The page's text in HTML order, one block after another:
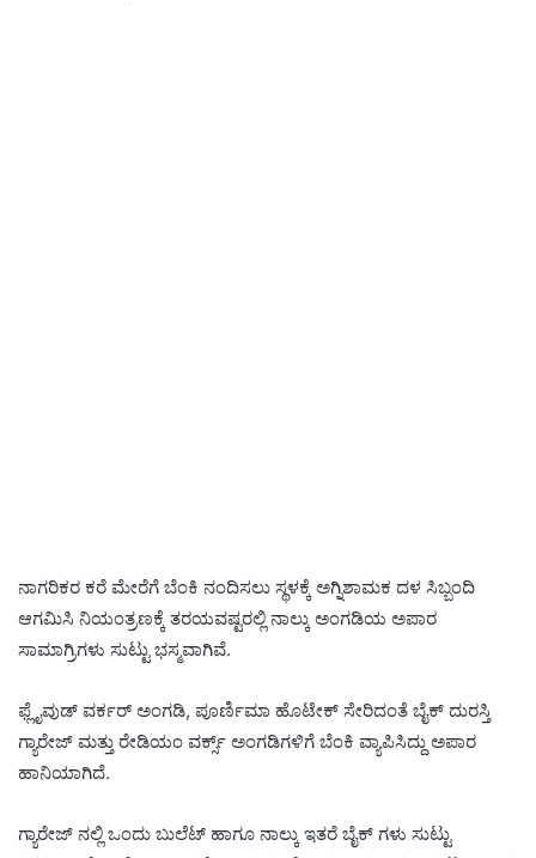
ನಾಗರಿಕರ ಕರೆ ಮೇರೆಗೆ ಬೆಂಕಿ ನಂದಿಸಲು ಸ್ಥಳಕ್ಕೆ ಅಗ್ನಿಶಾಮಕ ದಳ ಸಿಬ್ಬಂದಿ
ಆಗಮಿಸಿ ನಿಯಂತ್ರಣಕ್ಕೆ ತರಯವಷ್ಟರಲ್ಲಿ ನಾಲ್ಕು ಅಂಗಡಿಯ ಅಪಾರ
ಸಾಮಾಗ್ರಿಗಳು ಸುಟ್ಟು ಭಸ್ಮವಾಗಿವೆ.
ಫ್ಲೈವುಡ್ ವರ್ಕರ್ ಅಂಗಡಿ, ಪೂರ್ಣಿಮಾ ಹೊಟೇಕ್ ಸೇರಿದಂತೆ ಬೈಕ್ ದುರಸ್ತಿ
ಗ್ಯಾರೇಜ್ ಮತ್ತು ರೇಡಿಯಂ ವರ್ಕ್ಸ್ ಅಂಗಡಿಗಳಿಗೆ ಬೆಂಕಿ ವ್ಯಾಪಿಸಿದ್ದು ಅಪಾರ
ಹಾನಿಯಾಗಿದೆ.
ಗ್ಯಾರೇಜ್ ನಲ್ಲಿ ಒಂದು ಬುಲೆಟ್ ಹಾಗೂ ನಾಲ್ಕು ಇತರೆ ಬೈಕ್ ಗಳು ಸುಟ್ಟು